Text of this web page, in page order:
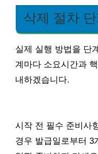
삭제 절차
실제 실행 방법을 단
계마다 소요시간과
내하겠습니다.
시작 전 필수 준비사
경우 발급일로부터 3